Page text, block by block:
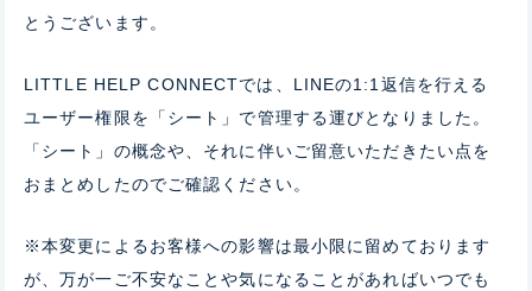
とうございます。
LITTLE HELP CONNECTでは、LINEの1:1返信を行える
ユーザー権限を「シート」で管理する運びとなりました。
「シート」の概念や、それに伴いご留意いただきたい点を
おまとめしたのでご確認ください。
※本変更によるお客様への影響は最小限に留めております
が、万が一ご不安なことや気になることがあればいつでも